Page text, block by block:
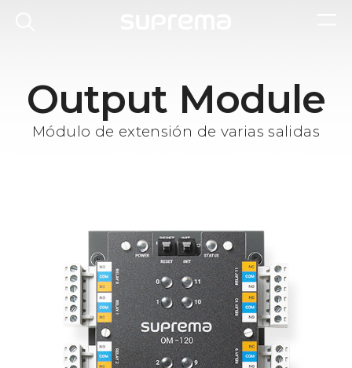
Output Module
Módulo de extensión de varias salidas